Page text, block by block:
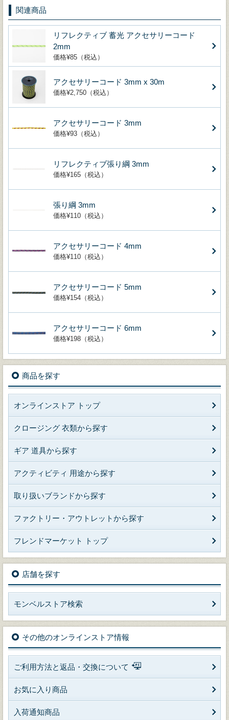
関連商品
リフレクティブ 蓄光 アクセサリーコード
2mm
価格¥85（税込）
アクセサリーコード 3mm x 30m
価格¥2,750（税込）
アクセサリーコード 3mm
価格¥93（税込）
リフレクティブ張り綱 3mm
価格¥165（税込）
張り綱 3mm
価格¥110（税込）
アクセサリーコード 4mm
価格¥110（税込）
アクセサリーコード 5mm
価格¥154（税込）
アクセサリーコード 6mm
価格¥198（税込）
商品を探す
オンラインストア トップ
クロージング 衣類から探す
ギア 道具から探す
アクティビティ 用途から探す
取り扱いブランドから探す
ファクトリー・アウトレットから探す
フレンドマーケット トップ
店舗を探す
モンベルストア検索
その他のオンラインストア情報
ご利用方法と返品・交換について
お気に入り商品
入荷通知商品